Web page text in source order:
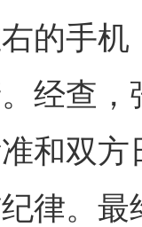
的手
经查
和双
律。